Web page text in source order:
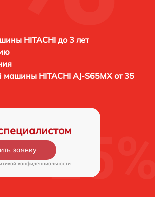
HITACHI до 3 лет
машины HITACHI AJ-S65MX от 35
заявку
конфиденциальности